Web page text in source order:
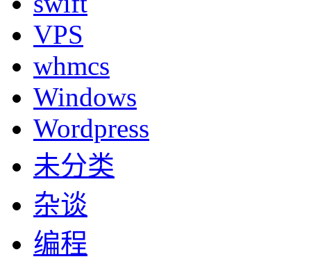
VPS
whmcs
Windows
Wordpress
未分类
杂谈
编程